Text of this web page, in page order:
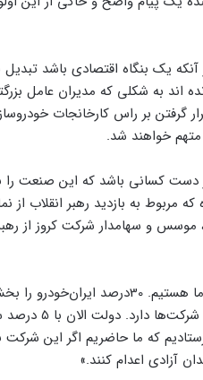
یک بنگاه اقتصادی باشد تبدیل
اند به شکلی که مدیران عامل
بر راس کارخانجات
متهم خواهند شد.
کسانی باشد که این صنعت را
به بازدید رهبر انقلاب از
موسس و سهامدار شرکت کروز از
او در فیلم می‌گوید: «بزرگترین سهامدار ایران‌خودرو در حال حاضر ما
دارد. جنابعالی پارسال فرمودید که
که ما حاضریم اگر این شرکت
آزادی اعدام کنند.»